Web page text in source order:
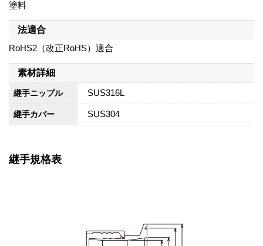
塗料
法適合
RoHS2（改正RoHS）適合
素材詳細
継手ニップル SUS316L
継手カバー SUS304
継手規格表